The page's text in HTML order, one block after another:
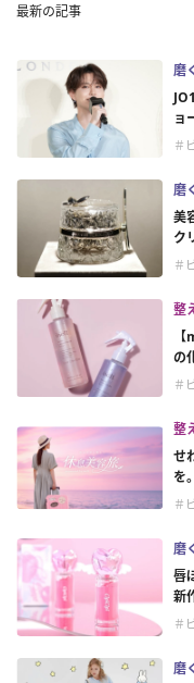
最新の記事
磨
ョ
＃
磨
美
ク
＃
整
の
＃
整
せ
を
＃
磨
唇
新
＃
磨